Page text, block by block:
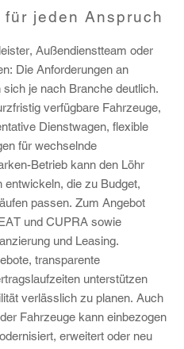
jeden Anspruch
Außendienstteam oder
Die Anforderungen an
je nach Branche deutlich.
verfügbare Fahrzeuge,
Dienstwagen, flexible
für wechselnde
Betrieb kann den Löhr
entwickeln, die zu Budget,
passen. Zum Angebot
und CUPRA sowie
und Leasing.
transparente
unterstützen
verlässlich zu planen. Auch
Fahrzeuge kann einbezogen
erweitert oder neu